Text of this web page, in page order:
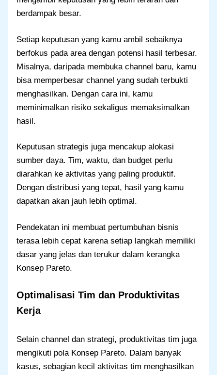
berdampak besar.
Setiap keputusan yang kamu ambil sebaiknya
berfokus pada area dengan potensi hasil terbesar.
Misalnya, daripada membuka channel baru, kamu
bisa memperbesar channel yang sudah terbukti
menghasilkan. Dengan cara ini, kamu
meminimalkan risiko sekaligus memaksimalkan
hasil.
Keputusan strategis juga mencakup alokasi
sumber daya. Tim, waktu, dan budget perlu
diarahkan ke aktivitas yang paling produktif.
Dengan distribusi yang tepat, hasil yang kamu
dapatkan akan jauh lebih optimal.
Pendekatan ini membuat pertumbuhan bisnis
terasa lebih cepat karena setiap langkah memiliki
dasar yang jelas dan terukur dalam kerangka
Konsep Pareto.
Optimalisasi Tim dan Produktivitas
Kerja
Selain channel dan strategi, produktivitas tim juga
mengikuti pola Konsep Pareto. Dalam banyak
kasus, sebagian kecil aktivitas tim menghasilkan